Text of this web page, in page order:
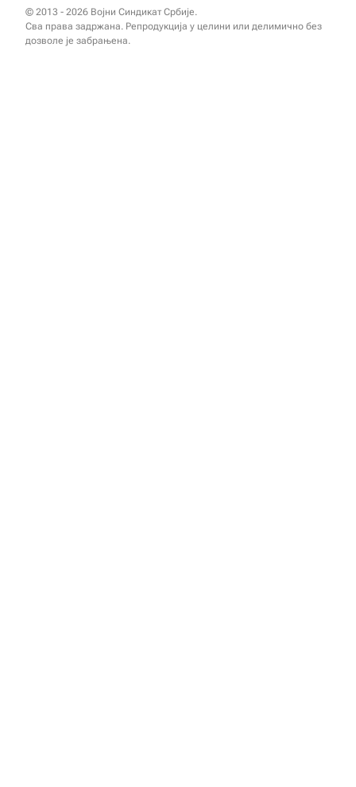
© 2013 - 2026 Војни Синдикат Србије.
Сва права задржана. Репродукција у целини или делимично без
дозволе је забрањена.